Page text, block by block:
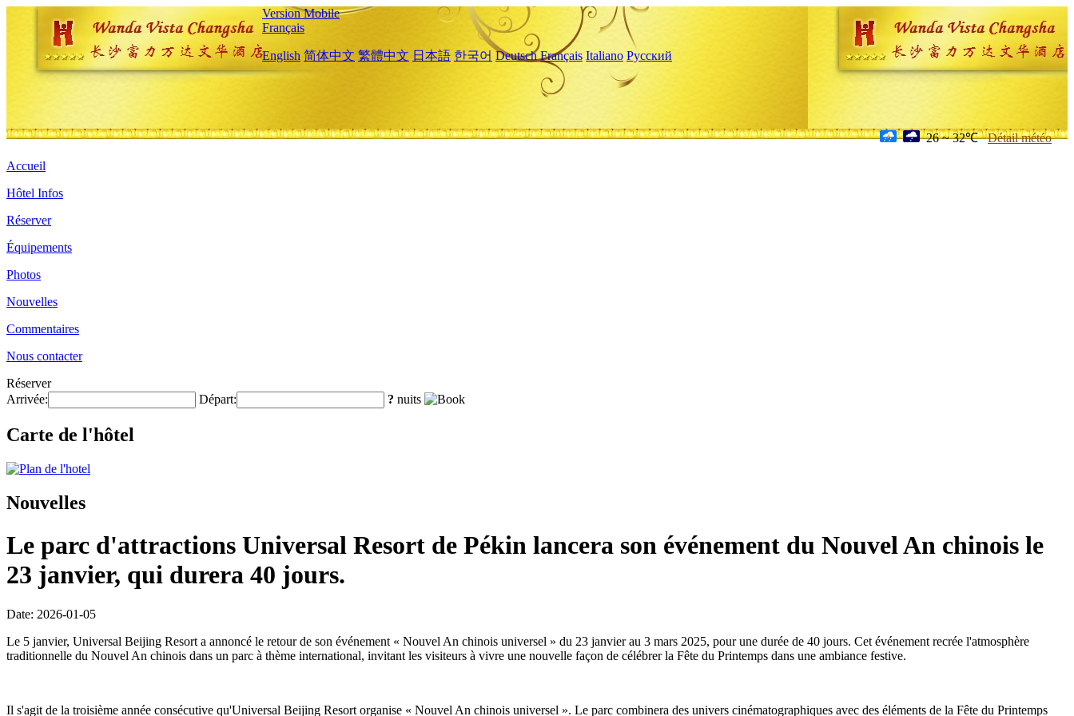
Version Mobile
Français
English 简体中文 繁體中文 日本語 한국어 Deutsch Français Italiano Русский
26 ~ 32℃ Détail météo
Accueil
Hôtel Infos
Réserver
Équipements
Photos
Nouvelles
Commentaires
Nous contacter
Réserver
Arrivée:
Départ: ? nuits
Carte de l'hôtel
Nouvelles
Le parc d'attractions Universal Resort de Pékin lancera son événement du Nouvel An chinois le
23 janvier, qui durera 40 jours.
Date: 2026-01-05
Le 5 janvier, Universal Beijing Resort a annoncé le retour de son événement « Nouvel An chinois universel » du 23 janvier au 3 mars 2025, pour une durée de 40 jours. Cet événement recrée l'atmosphère
traditionnelle du Nouvel An chinois dans un parc à thème international, invitant les visiteurs à vivre une nouvelle façon de célébrer la Fête du Printemps dans une ambiance festive.
Il s'agit de la troisième année consécutive qu'Universal Beijing Resort organise « Nouvel An chinois universel ». Le parc combinera des univers cinématographiques avec des éléments de la Fête du Printemps